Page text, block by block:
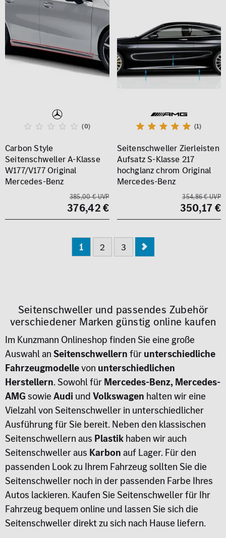
(0)
Carbon Style
Seitenschweller A-Klasse
W177/V177 Original
Mercedes-Benz
385,00 € UVP
376,42 €
(1)
Seitenschweller Zierleisten
Aufsatz S-Klasse 217
hochglanz chrom Original
Mercedes-Benz
354,86 € UVP
350,17 €
1 2 3
Seitenschweller und passendes Zubehör
verschiedener Marken günstig online kaufen
Im Kunzmann Onlineshop finden Sie eine große
Auswahl anSeitenschwellernfürunterschiedliche
Fahrzeugmodellevon unterschiedlichen
Herstellern. Sowohl fürMercedes-Benz, Mercedes-
AMGsowieAudi undVolkswagen halten wir eine
Vielzahl von Seitenschweller in unterschiedlicher
Ausführung für Sie bereit. Neben den klassischen
Seitenschwellern aus Plastikhaben wir auch
Seitenschweller aus Karbonauf Lager. Für den
passenden Look zu Ihrem Fahrzeug sollten Sie die
Seitenschweller noch in der passenden Farbe Ihres
Autos lackieren. Kaufen Sie Seitenschweller für Ihr
Fahrzeug bequem online und lassen Sie sich die
Seitenschweller direkt zu sich nach Hause liefern.